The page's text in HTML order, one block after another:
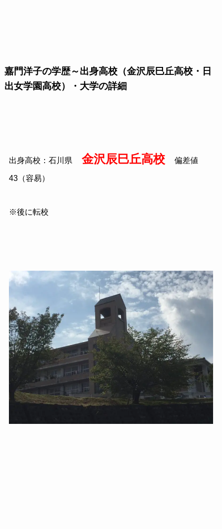
嘉門洋子の学歴～出身高校（金沢辰巳丘高校・日
出女学園高校）・大学の詳細
出身高校：石川県 金沢辰巳丘高校 偏差値
43（容易）
※後に転校